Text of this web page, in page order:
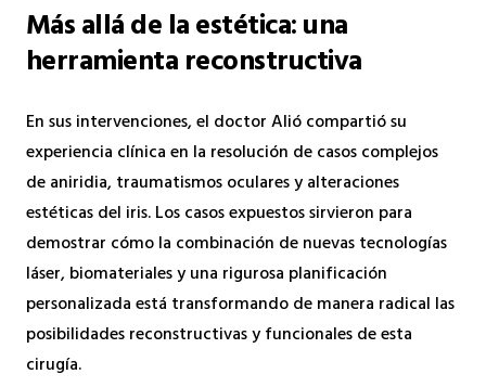
Más allá de la estética: una
herramienta reconstructiva
En sus intervenciones, el doctor Alió compartió su
experiencia clínica en la resolución de casos complejos
de aniridia, traumatismos oculares y alteraciones
estéticas del iris. Los casos expuestos sirvieron para
demostrar cómo la combinación de nuevas tecnologías
láser, biomateriales y una rigurosa planificación
personalizada está transformando de manera radical las
posibilidades reconstructivas y funcionales de esta
cirugía.